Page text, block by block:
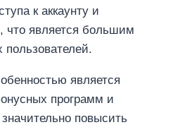
к аккаунту и
что является большим
является
программ и
повысить